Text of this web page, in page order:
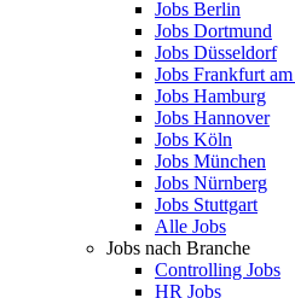
Jobs Berlin
Jobs Dortmund
Jobs Düsseldorf
Jobs Frankfurt
Jobs Hamburg
Jobs Hannover
Jobs Köln
Jobs München
Jobs Nürnberg
Jobs Stuttgart
Alle Jobs
Jobs nach Branche
Controlling Jobs
HR Jobs